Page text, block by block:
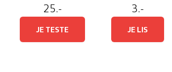
25.-
JE TESTE
3.-
JE LIS